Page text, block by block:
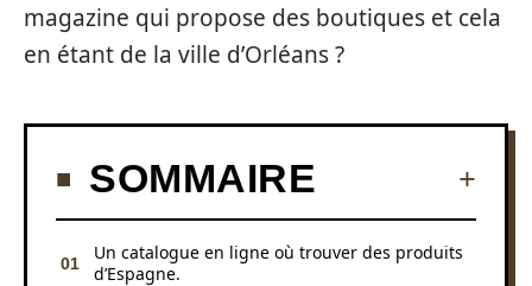
magazine qui propose des boutiques et cela
en étant de la ville d’Orléans ?
SOMMAIRE
Un catalogue en ligne où trouver des produits
d’Espagne.